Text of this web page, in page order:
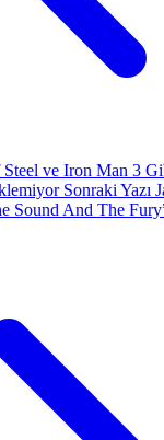
Steel ve Iron Man 3
Sonraki Yazı
Sound And The